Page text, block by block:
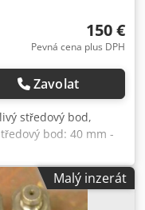
150 €
Pevná cena plus DPH
Zavolat
středový bod,
bod: 40 mm -
Záznam: MK5 -
- Hmotnost: 4,7 kg
Malý inzerát